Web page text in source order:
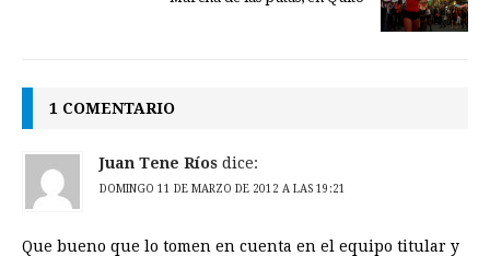
1 COMENTARIO
Juan Tene Ríos dice:
DOMINGO 11 DE MARZO DE 2012 A LAS 19:21
Que bueno que lo tomen en cuenta en el equipo titular y